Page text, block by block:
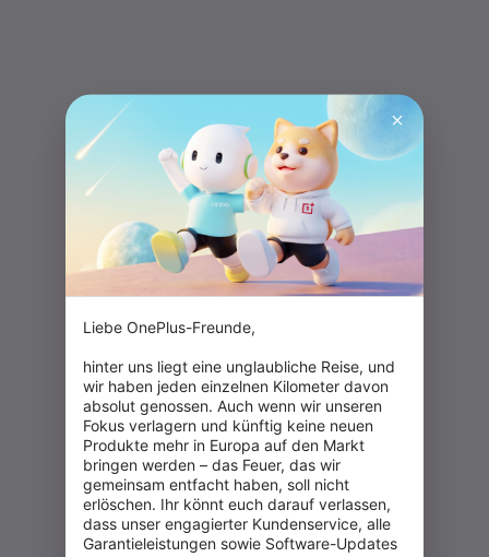
Liebe OnePlus-Freunde,
hinter uns liegt eine unglaubliche Reise, und
wir haben jeden einzelnen Kilometer davon
absolut genossen. Auch wenn wir unseren
Fokus verlagern und künftig keine neuen
Produkte mehr in Europa auf den Markt
bringen werden – das Feuer, das wir
gemeinsam entfacht haben, soll nicht
erlöschen. Ihr könnt euch darauf verlassen,
dass unser engagierter Kundenservice, alle
Garantieleistungen sowie Software-Updates